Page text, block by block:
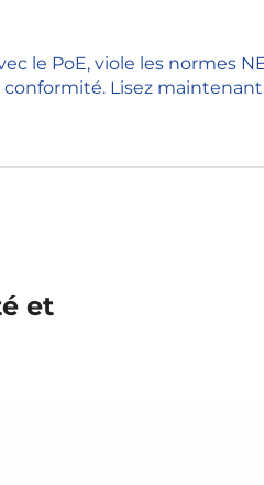
le PoE, viole les normes
Lisez
et